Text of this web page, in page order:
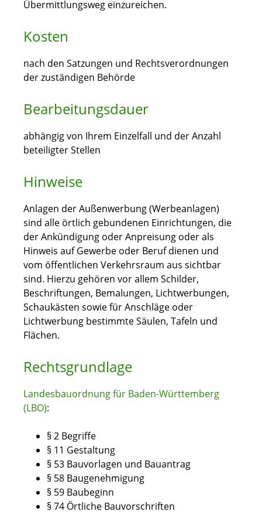
Übermittlungsweg einzureichen.
Kosten
nach den Satzungen und Rechtsverordnungen
der zuständigen Behörde
Bearbeitungsdauer
abhängig von Ihrem Einzelfall und der Anzahl
beteiligter Stellen
Hinweise
Anlagen der Außenwerbung (Werbeanlagen)
sind alle örtlich gebundenen Einrichtungen, die
der Ankündigung oder Anpreisung oder als
Hinweis auf Gewerbe oder Beruf dienen und
vom öffentlichen Verkehrsraum aus sichtbar
sind. Hierzu gehören vor allem Schilder,
Beschriftungen, Bemalungen, Lichtwerbungen,
Schaukästen sowie für Anschläge oder
Lichtwerbung bestimmte Säulen, Tafeln und
Flächen.
Rechtsgrundlage
Landesbauordnung für Baden-Württemberg
(LBO):
§ 2 Begriffe
§ 11 Gestaltung
§ 53 Bauvorlagen und Bauantrag
§ 58 Baugenehmigung
§ 59 Baubeginn
§ 74 Örtliche Bauvorschriften